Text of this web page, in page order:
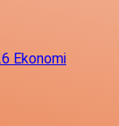
Ekonomi